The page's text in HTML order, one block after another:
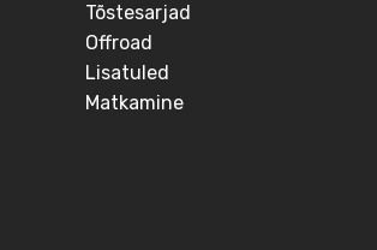
Tõstesarjad
Offroad
Lisatuled
Matkamine